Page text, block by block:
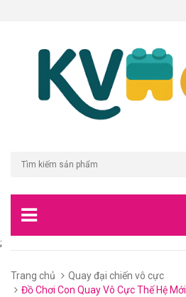
;
Trang chủ
Quay đại chiến vô cực
Đồ Chơi Con Quay Vô Cực Thế Hệ Mới